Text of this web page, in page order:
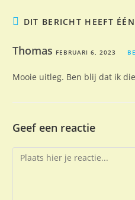
DIT BERICHT HEEFT
Thomas FEBRUARI 6, 2023
Mooie uitleg. Ben blij dat ik
Geef een reactie